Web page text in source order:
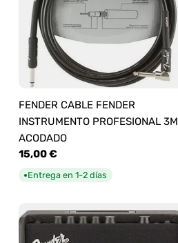
FENDER CABLE FENDER
INSTRUMENTO PROFESIONAL 3M
ACODADO
Precio
habitual
15,00 €
●Entrega en 1-2 días